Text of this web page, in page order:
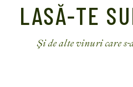
LASĂ-TE
Și de alte vinuri care